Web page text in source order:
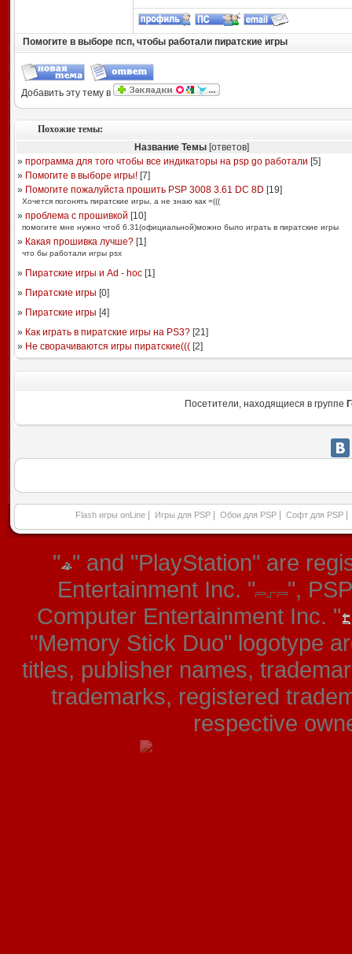
Помогите в выборе псп, чтобы работали пиратские игры
Добавить эту тему в
Похожие темы:
Название Темы[ответов]
» программа для того чтобы все индикаторы на psp go работали [5]
» Помогите в выборе игры![7]
» Помогите пожалуйста прошить PSP 3008 3.61 DC 8D [19]
Хочется погонять пиратские игры, а не знаю как =(((
» проблема с прошивкой [10]
помогите мне нужно чтоб 6.31(официальной)можно было играть в пиратские игры
» Какая прошивка лучше?[1]
что бы работали игры psx
» Пиратские игры и Ad - hoc[1]
» Пиратские игры [0]
» Пиратские игры [4]
» Как играть в пиратские игры на PS3?[21]
» Не сворачиваются игры пиратские((([2]
Посетители, находящиеся в группе
Flash игры onLine Игры для PSP Обои для PSP Софт для PSP
" " and "PlayStation" are
Entertainment Inc. "
",
Computer Entertainment Inc. "
"Memory Stick Duo" logotype
titles, publisher names,
trademarks, registered
respective